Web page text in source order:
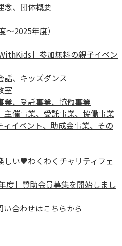
念、団体概要
～2025年度）
］参加無料の親子イベン
話、キッズダンス
室
業、受託事業、協働事業
主催事業、受託事業、協働事業
ィイベント、助成金事業、その
しい♥わくわくチャリティフェ
度］賛助会員募集を開始しまし
い合わせはこちらから